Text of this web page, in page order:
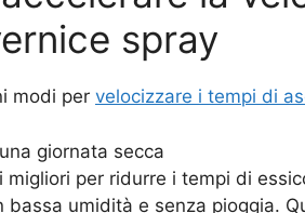
spray
modi per velocizzare i tempi di
giornata secca
migliori per ridurre i tempi di
bassa umidità e senza pioggia.